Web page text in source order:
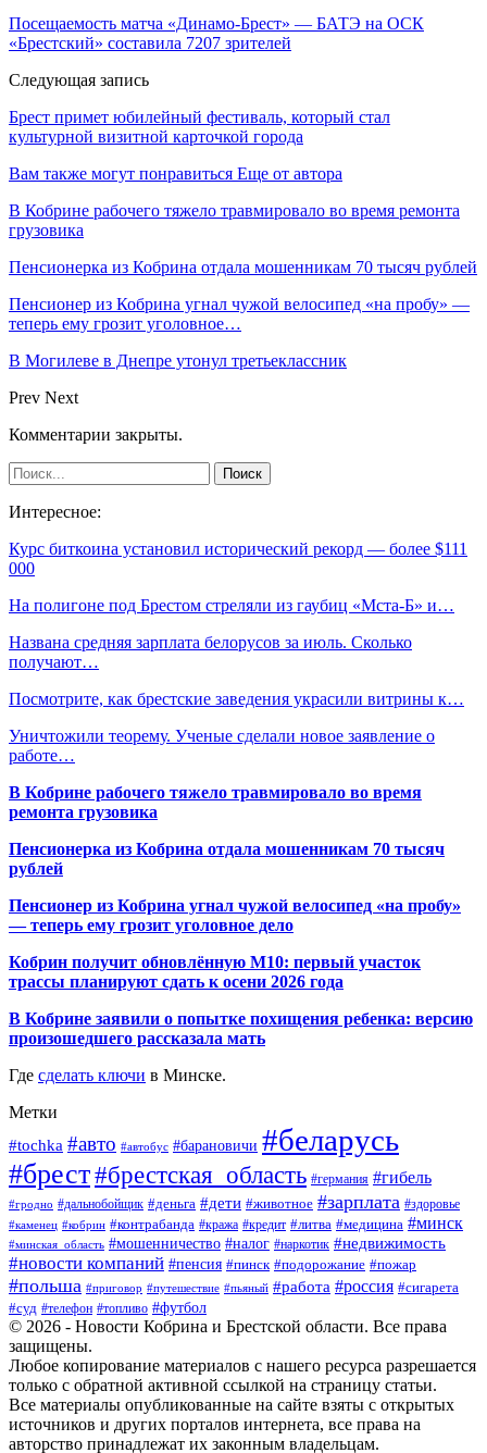
Посещаемость матча «Динамо-Брест» — БАТЭ на ОСК
«Брестский» составила 7207 зрителей
Следующая запись
Брест примет юбилейный фестиваль, который стал
культурной визитной карточкой города
Вам также могут понравиться Еще от автора
В Кобрине рабочего тяжело травмировало во время ремонта
грузовика
Пенсионерка из Кобрина отдала мошенникам 70 тысяч рублей
Пенсионер из Кобрина угнал чужой велосипед «на пробу» —
теперь ему грозит уголовное…
В Могилеве в Днепре утонул третьеклассник
Prev Next
Комментарии закрыты.
Интересное:
Курс биткоина установил исторический рекорд — более $111
000
На полигоне под Брестом стреляли из гаубиц «Мста-Б» и…
Названа средняя зарплата белорусов за июль. Сколько
получают…
Посмотрите, как брестские заведения украсили витрины к…
Уничтожили теорему. Ученые сделали новое заявление о
работе…
В Кобрине рабочего тяжело травмировало во время
ремонта грузовика
Пенсионерка из Кобрина отдала мошенникам 70 тысяч
рублей
Пенсионер из Кобрина угнал чужой велосипед «на пробу»
— теперь ему грозит уголовное дело
Кобрин получит обновлённую М10: первый участок
трассы планируют сдать к осени 2026 года
В Кобрине заявили о попытке похищения ребенка: версию
произошедшего рассказала мать
Где сделать ключи в Минске.
Метки
#tochka #авто #автобус #барановичи #беларусь
#брест#брестская_область #германия #гибель
#гродно #дальнобойщик #деньга #дети #животное #зарплата #здоровье
#каменец #кобрин #контрабанда #кража #кредит #литва #медицина #минск
#минская_область #мошенничество #налог #наркотик #недвижимость
#новости компаний #пенсия #пинск #подорожание #пожар
#польша #приговор #путешествие #пьяный #работа #россия #сигарета
#суд #телефон #топливо #футбол
© 2026 - Новости Кобрина и Брестской области. Все права
защищены.
Любое копирование материалов с нашего ресурса разрешается
только с обратной активной ссылкой на страницу статьи.
Все материалы опубликованные на сайте взяты с открытых
источников и других порталов интернета, все права на
авторство принадлежат их законным владельцам.